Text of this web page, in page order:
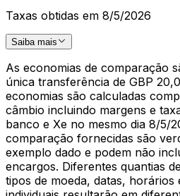
Taxas obtidas em 8/5/2026
Saiba mais
As economias de comparação
única transferência de GBP
economias são calculadas
câmbio incluindo margens e
banco e Xe no mesmo dia 8/5/
comparação fornecidas são
exemplo dado e podem não
encargos. Diferentes quantias
tipos de moeda, datas,